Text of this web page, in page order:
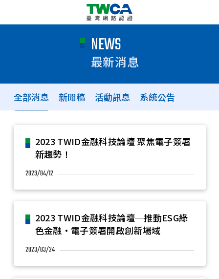
NEWS
最新消息
全部消息 新聞稿 活動訊息 系統公告
2023 TWID金融科技論壇 聚焦電子簽署
新趨勢！
2023/04/12
2023 TWID金融科技論壇─推動ESG綠
色金融・電子簽署開啟創新場域
2023/03/24